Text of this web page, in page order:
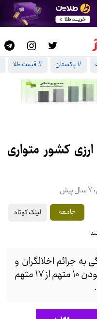
# پاکستان # قیمت طلا
ارزی کشور متواری
جامعه لینک کوتاه
جرائم اخلالگران و
مفسدان اقتصادی از متواری بودن ۱۰ متهم از ۱۷ متهم